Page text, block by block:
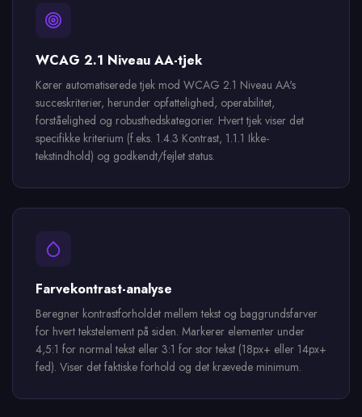
WCAG 2.1 Niveau AA-tjek
Kører automatiserede tjek mod WCAG 2.1 Niveau AA's
succeskriterier, herunder opfattelighed, operabilitet,
forståelighed og robusthedskategorier. Hvert tjek viser det
specifikke kriterium (f.eks. 1.4.3 Kontrast, 1.1.1 Ikke-
tekstindhold) og godkendt/fejlet status.
Farvekontrast-analyse
Beregner kontrastforholdet mellem tekst og baggrundsfarver
for hvert tekstelement på siden. Markerer elementer under
4,5:1 for normal tekst eller 3:1 for stor tekst (18px+ eller 14px+
fed). Viser det faktiske forhold og det krævede minimum.